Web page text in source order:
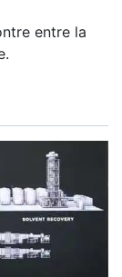
entre la